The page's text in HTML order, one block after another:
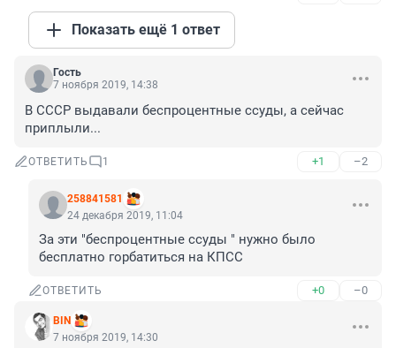
Показать ещё 1 ответ
Гость
7 ноября 2019, 14:38
В СССР выдавали беспроцентные ссуды, а сейчас
приплыли...
ОТВЕТИТЬ 1 +1 –2
258841581
24 декабря 2019, 11:04
За эти "беспроцентные ссуды " нужно было
бесплатно горбатиться на КПСС
ОТВЕТИТЬ +0 –0
BIN
7 ноября 2019, 14:30